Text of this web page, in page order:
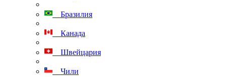
Бразилия
Канада
Швейцария
Чили